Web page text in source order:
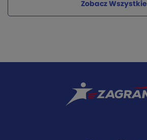
Zobacz Wszystkie